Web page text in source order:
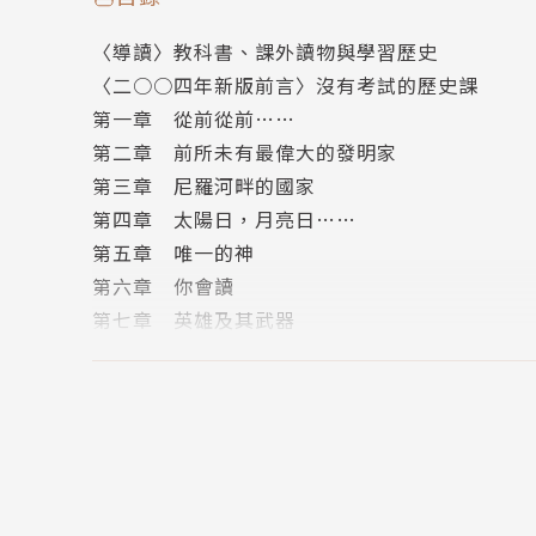
作者簡介
恩斯特．宮布利希Ernst H. Gombrich
出生於維也納，一九二八至一九三三年於維也納
Romano）為題，曾任職於維也納國立藝術歷史
心，對藝術史巨擘瓦爾堡（Aby Warburg）的遺
（BBC）進行監聽工作，負責將德文譯為英文，
一九七六年秋退休為止，長年貢獻於此。一九五
紀仍不墜，銷售超過兩百萬本，在藝術史入門
〈導讀〉教科書、課外讀物與學習歷史
〈二○○四年新版前言〉沒有考試的歷史課
第一章 從前從前……
第二章 前所未有最偉大的發明家
第三章 尼羅河畔的國家
第四章 太陽日，月亮日……
第五章 唯一的神
第六章 你會讀
第七章 英雄及其武器